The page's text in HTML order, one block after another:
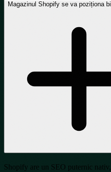
Magazinul Shopify se va poziționa
Shopify are un SEO puternic